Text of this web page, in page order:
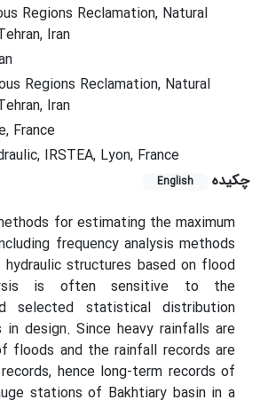
Regions Reclamation, Natural
Iran
Regions Reclamation, Natural
Iran
France
IRSTEA, Lyon, France
چکیده
English
for estimating the maximum
frequency analysis methods
structures based on flood
is often sensitive to the
selected statistical distribution
design. Since heavy rainfalls are
floods and the rainfall records are
hence long-term records of
stations of Bakhtiary basin in a